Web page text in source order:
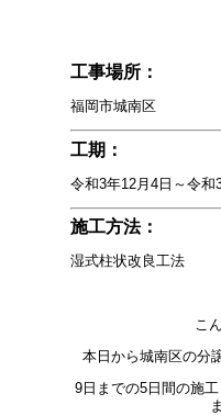
工事場所：
福岡市城南区
工期：
令和3年12月4日～令和
施工方法：
湿式柱状改良工法
こ
本日から城南区の分
9日までの5日間の施